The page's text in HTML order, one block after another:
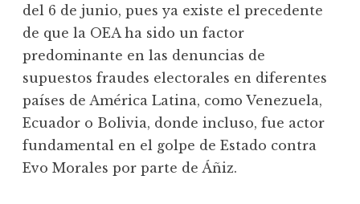
del 6 de junio, pues ya existe el precedente
de que la OEA ha sido un factor
predominante en las denuncias de
supuestos fraudes electorales en diferentes
países de América Latina, como Venezuela,
Ecuador o Bolivia, donde incluso, fue actor
fundamental en el golpe de Estado contra
Evo Morales por parte de Áñiz.